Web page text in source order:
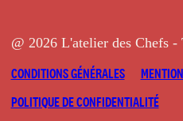
@ 2026 L'atelier des Chefs -
CONDITIONS GÉNÉRALES
POLITIQUE DE CONFIDENTIALITÉ